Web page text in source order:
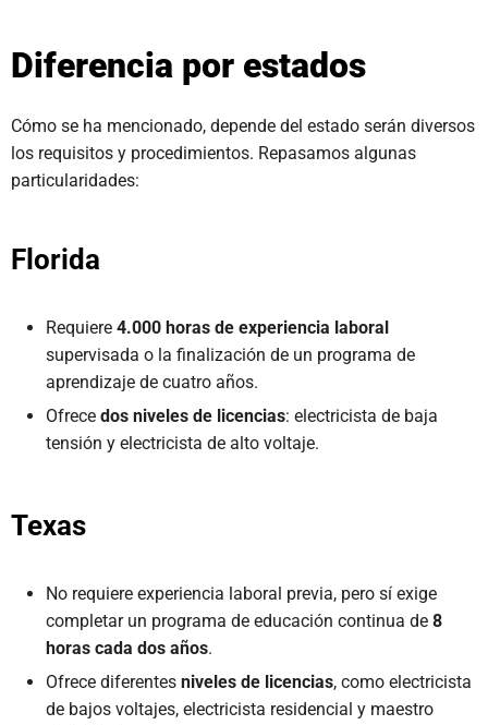
Diferencia por estados
Cómo se ha mencionado, depende del estado serán diversos
los requisitos y procedimientos. Repasamos algunas
particularidades:
Florida
Requiere 4.000 horas de experiencia laboral
supervisada o la finalización de un programa de
aprendizaje de cuatro años.
Ofrece dos niveles de licencias: electricista de baja
tensión y electricista de alto voltaje.
Texas
No requiere experiencia laboral previa, pero sí exige
completar un programa de educación continua de 8
horas cada dos años.
Ofrece diferentes niveles de licencias, como electricista
de bajos voltajes, electricista residencial y maestro